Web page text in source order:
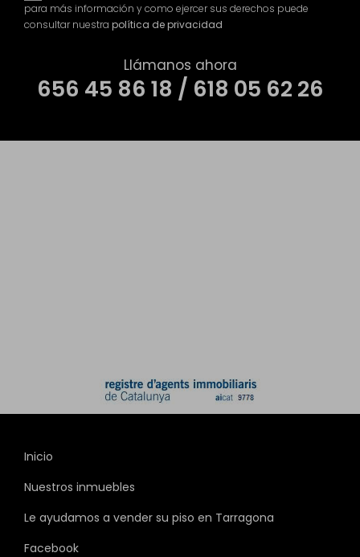
para más información y como ejercer sus derechos puede
consultar nuestra política de privacidad
Llámanos ahora
656 45 86 18 / 618 05 62 26
Inicio
Nuestros inmuebles
Le ayudamos a vender su piso en Tarragona
Facebook